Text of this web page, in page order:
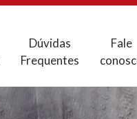
Dúvidas
Frequentes
Fale